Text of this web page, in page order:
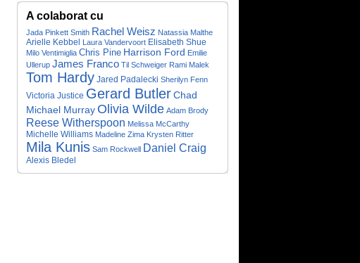
A colaborat cu
Jada Pinkett Smith Rachel Weisz Natassia Malthe
Arielle Kebbel Laura Vandervoort Elisabeth Shue
Milo Ventimiglia Chris Pine Harrison Ford Emilie
Ullerup James Franco Til Schweiger Rami Malek
Tom Hardy Jared Padalecki Sherilyn Fenn
Victoria Justice Gerard Butler Chad
Michael Murray Olivia Wilde Adam Brody
Reese Witherspoon Melissa McCarthy
Michelle Williams Madeline Zima Krysten Ritter
Mila Kunis Sam Rockwell Daniel Craig
Alexis Bledel